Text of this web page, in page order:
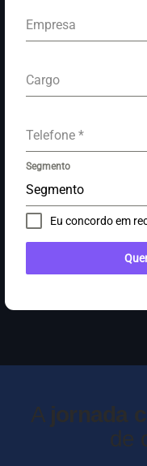
Empresa
Cargo
Telefone *
Segmento
Segmento
Eu concordo em
A jornada
de